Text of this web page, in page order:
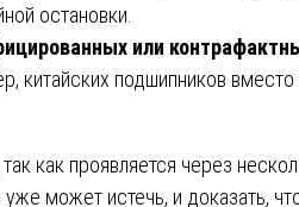
остановки.
или
китайских подшипников вместо
как проявляется через
может истечь, и доказать,